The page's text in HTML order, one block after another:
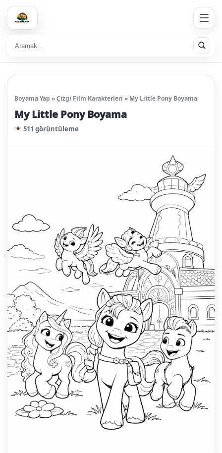
Boyama Yap »Çizgi Film Karakterleri » My Little Pony Boyama
My Little Pony Boyama
511 görüntüleme